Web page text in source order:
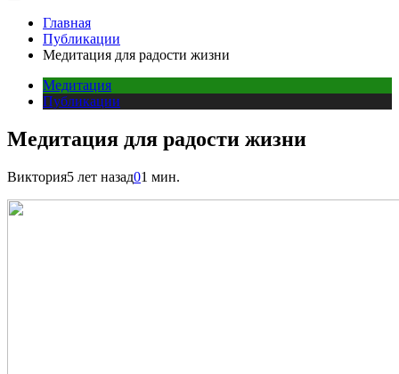
Главная
Публикации
Медитация для радости жизни
Медитация
Публикации
Медитация для радости жизни
Виктория5 лет назад01 мин.